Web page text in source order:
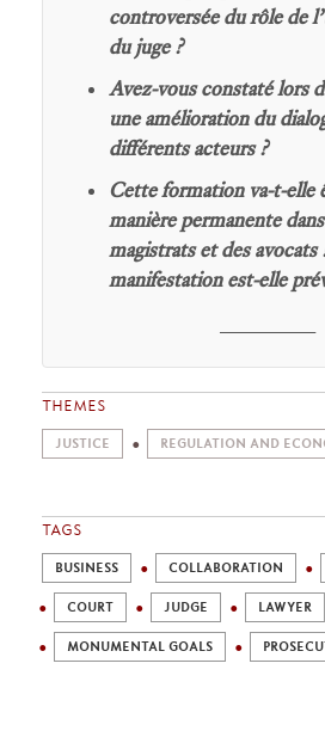
controversée du rôle de
du juge ?
Avez-vous constaté lors
une amélioration du
différents acteurs ?
Cette formation va-t-elle
manière permanente
magistrats et des avocats
manifestation est-elle
THEMES
JUSTICE REGULATION AND
TAGS
BUSINESS COLLABORATION
COURT JUDGE LAWYER
MONUMENTAL GOALS